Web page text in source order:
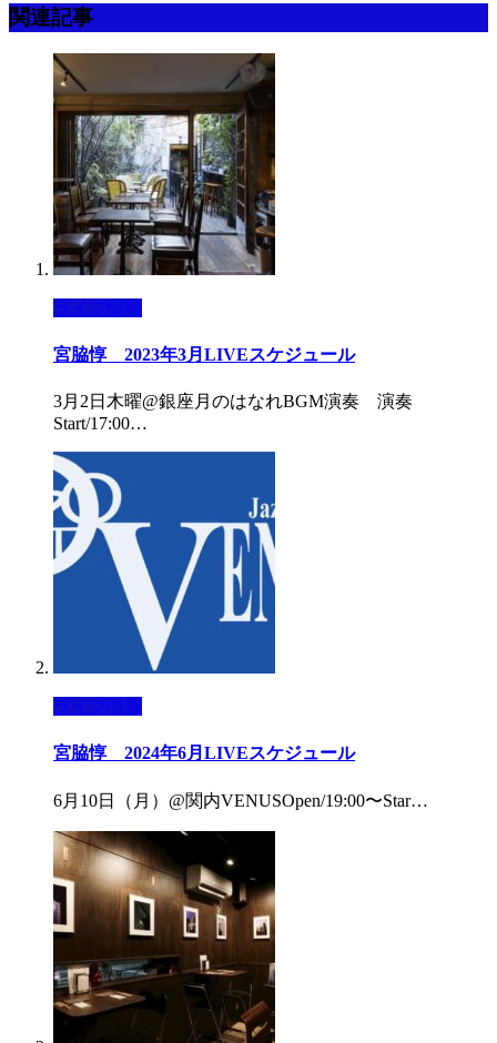
関連記事
ライブ情報
宮脇惇 2023年3月LIVEスケジュール
3月2日木曜@銀座月のはなれBGM演奏 演奏
Start/17:00…
ライブ情報
宮脇惇 2024年6月LIVEスケジュール
6月10日（月）@関内VENUSOpen/19:00〜Star…